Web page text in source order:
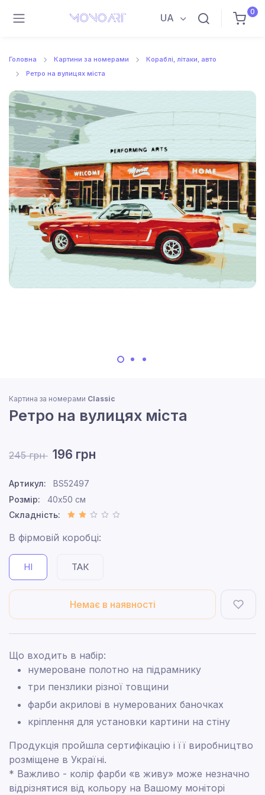
UA
0
Головна Картини за номерами
Кораблі, літаки, авто
Ретро на вулицях міста
Картина за номерами Classic
Ретро на вулицях міста
245 грн 196 грн
Артикул:
BS52497
Розмір:
40x50 см
Складність:
В фірмовій коробці:
НІ ТАК
Немає в наявності
Що входить в набір:
нумероване полотно на підрамнику
три пензлики різної товщини
фарби акрилові в нумерованих баночках
кріплення для установки картини на стіну
Продукція пройшла сертифікацію і її виробництво
розміщене в Україні.
* Важливо - колір фарби «в живу» може незначно
відрізнятися від кольору на Вашому моніторі